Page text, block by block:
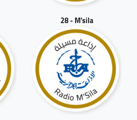
28 - M'sila